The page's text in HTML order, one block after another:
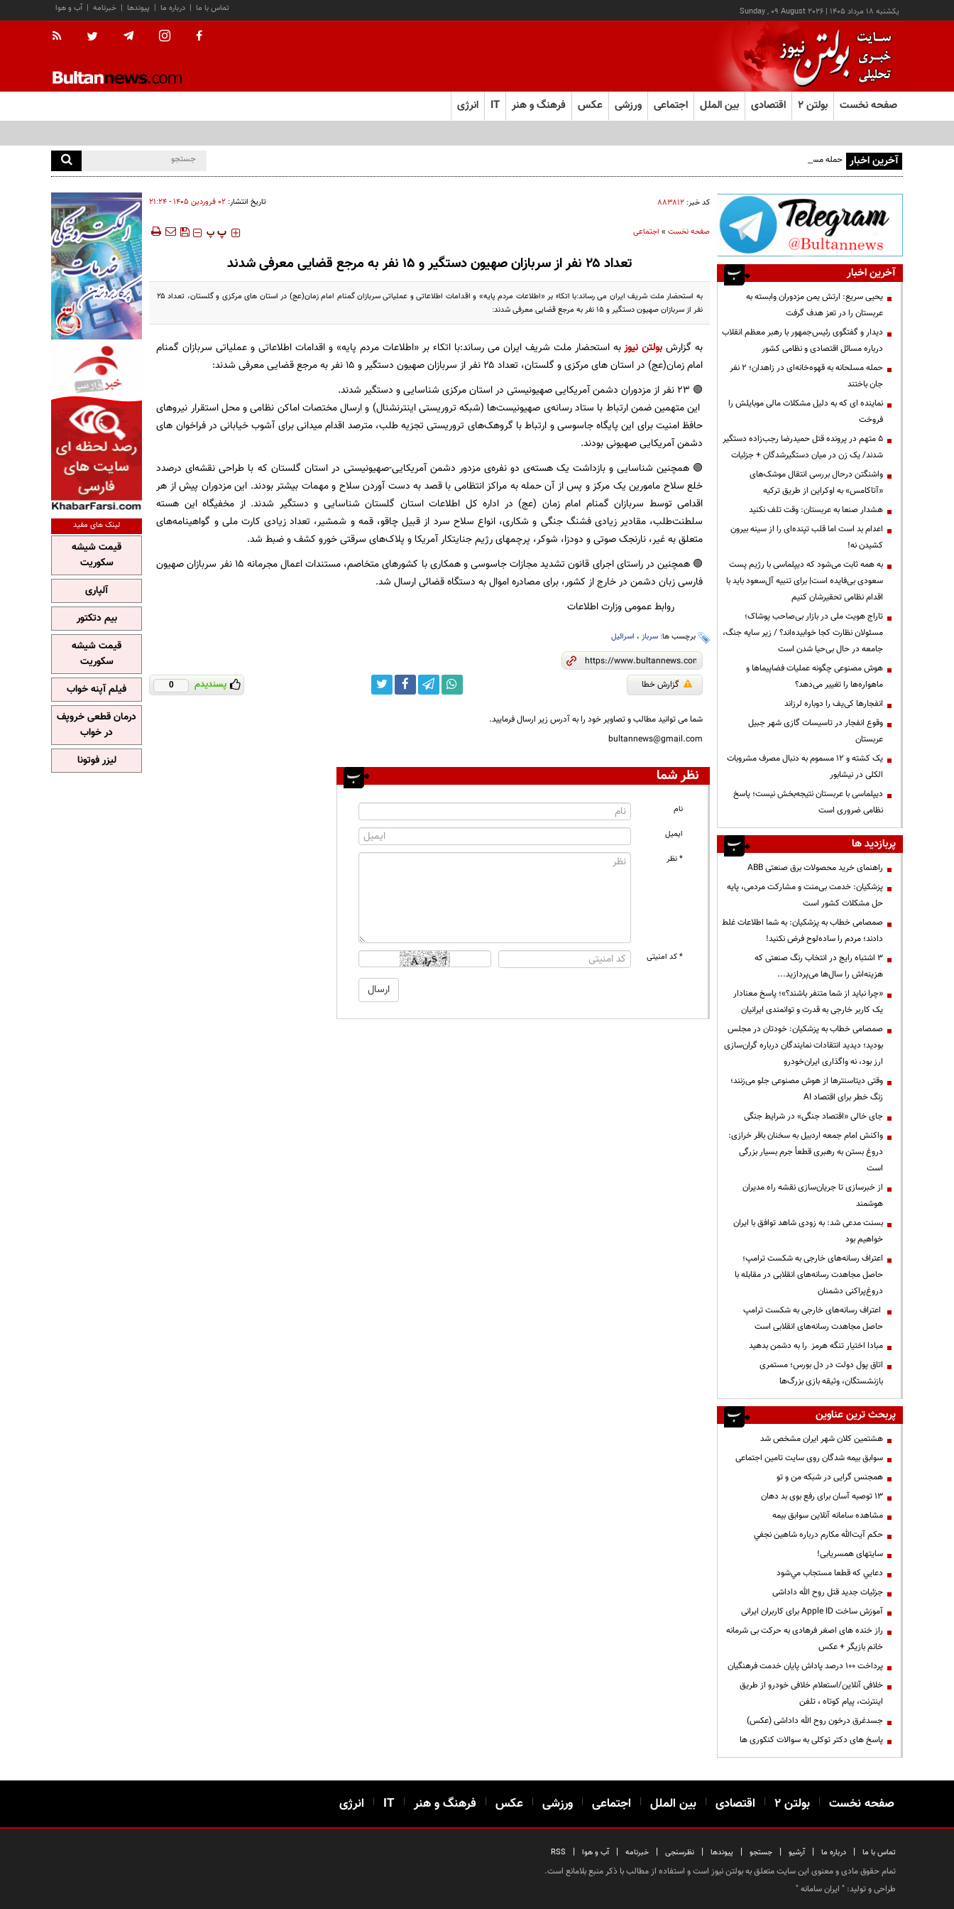
يکشنبه ۱۸ مرداد ۱۴۰۵ |
Sunday , 09 August 2026 آب و هوا | خبرنامه | پیوندها | درباره ما | تماس با ما
صفحه نخست بولتن ۲ اقتصادی بین الملل اجتماعی ورزشی عکس فرهنگ و هنر IT انرژی
آخرین اخبار حمله مسلحانه به قهوه‌خانه‌ای در زاهدان؛ ۲ نفر جان باختند
کد خبر: ۸۸۳۸۱۲ تاریخ انتشار: ۰۲ فروردين ۱۴۰۵ - ۲۱:۲۴
صفحه نخست» اجتماعی ‍‍‍ پ پ
تعداد ۲۵ نفر از سربازان صهیون دستگیر و ۱۵ نفر به مرجع قضایی معرفی شدند
به استحضار ملت شریف ایران می رساند:با اتکاء بر «اطلاعات مردم پایه» و اقدامات اطلاعاتی و عملیاتی سربازان گمنام امام زمان(عج) در استان های مرکزی و گلستان، تعداد ۲۵
نفر از سربازان صهیون دستگیر و ۱۵ نفر به مرجع قضایی معرفی شدند:
به گزارش بولتن نیوزبه استحضار ملت شریف ایران می رساند:با اتکاء بر «اطلاعات مردم پایه» و اقدامات اطلاعاتی و عملیاتی سربازان گمنام
امام زمان(عج) در استان های مرکزی و گلستان، تعداد ۲۵ نفر از سربازان صهیون دستگیر و ۱۵ نفر به مرجع قضایی معرفی شدند:
🟢 ۲۳ نفر از مزدوران دشمن آمریکایی صهیونیستی در استان مرکزی شناسایی و دستگیر شدند.
این متهمین ضمن ارتباط با ستاد رسانه‌ی صهیونیست‌ها (شبکه تروریستی اینترنشنال) و ارسال مختصات اماکن نظامی و محل استقرار نیروهای
حافظ امنیت برای این پایگاه جاسوسی و ارتباط با گروهک‌های تروریستی تجزیه طلب، مترصد اقدام میدانی برای آشوب خیابانی در فراخوان های
دشمن آمریکایی صهیونی بودند.
🟢 همچنین شناسایی و بازداشت یک هسته‌ی دو نفره‌ی مزدور دشمن آمریکایی-صهیونیستی در استان گلستان که با طراحی نقشه‌ای درصدد
خلع سلاح مامورین یک مرکز و پس از آن حمله به مراکز انتظامی با قصد به دست آوردن سلاح و مهمات بیشتر بودند. این مزدوران پیش از هر
اقدامی توسط سربازان گمنام امام زمان (عج) در اداره کل اطلاعات استان گلستان شناسایی و دستگیر شدند. از مخفیگاه این هسته
سلطنت‌طلب، مقادیر زیادی فشنگ جنگی و شکاری، انواع سلاح سرد از قبیل چاقو، قمه و شمشیر، تعداد زیادی کارت ملی و گواهینامه‌های
متعلق به غیر، نارنجک صوتی و دودزا، شوکر، پرچمهای رژیم جنایتکار آمریکا و پلاک‌های سرقتی خورو کشف و ضبط شد.
🟢 همچنین در راستای اجرای قانون تشدید مجازات جاسوسی و همکاری با کشورهای متخاصم، مستندات اعمال مجرمانه ۱۵ نفر سربازان صهیون
فارسی زبان دشمن در خارج از کشور، برای مصادره اموال به دستگاه قضائی ارسال شد.
روابط عمومی وزارت اطلاعات
برچسب ها: سرباز، اسرائیل
گزارش خطا پسندیدم 0
شما می توانید مطالب و تصاویر خود را به آدرس زیر ارسال فرمایید.
bultannews@gmail.com
نظر شما
نام
ایمیل
* نظر
* کد امنیتی
آخرین اخبار
یحیی سریع: ارتش یمن مزدوران وابسته به
عربستان را در تعز هدف گرفت
دیدار و گفتگوی رئیس‌جمهور با رهبر معظم انقلاب
درباره مسائل اقتصادی و نظامی کشور
حمله مسلحانه به قهوه‌خانه‌ای در زاهدان؛ ۲ نفر
جان باختند
نماینده ای که به دلیل مشکلات مالی موبایلش را
فروخت
۵ متهم در پرونده قتل حمیدرضا رجب‌زاده دستگیر
شدند/ یک زن در میان دستگیرشدگان + جزئیات
واشنگتن درحال بررسی انتقال موشک‌های
«آتاکامس» به اوکراین از طریق ترکیه
هشدار صنعا به عربستان: وقت تلف نکنید
اعدام بد است اما قلب تپنده‌ای را از سینه بیرون
کشیدن نه!
به همه ثابت می‌شود که دیپلماسی با رژیم پست
سعودی بی‌فایده است| برای تنبیه آل‌سعود باید با
اقدام نظامی تحقیرشان کنیم
تاراج هویت ملی در بازار بی‌صاحب پوشاک؛
مسئولان نظارت کجا خوابیده‌اند؟ / زیر سایه جنگ،
جامعه در حال بی‌حیا شدن است
هوش مصنوعی چگونه عملیات فضاپیماها و
ماهواره‌ها را تغییر می‌دهد؟
انفجارها کی‌یف را دوباره لرزاند
وقوع انفجار در تاسیسات گازی شهر جبیل
عربستان
یک کشته و ۱۲ مسموم به دنبال مصرف مشروبات
الکلی در نیشابور
دیپلماسی با عربستان نتیجه‌بخش نیست؛ پاسخ
نظامی ضروری است
پربازدید ها
راهنمای خرید محصولات برق صنعتی ABB
پزشکیان: خدمت بی‌منت و مشارکت مردمی، پایه
حل مشکلات کشور است
صمصامی خطاب به پزشکیان: به شما اطلاعات غلط
دادند؛ مردم را ساده‌لوح فرض نکنید!
3 اشتباه رایج در انتخاب رنگ صنعتی که
هزینه‌اش را سال‌ها می‌پردازید...
«چرا نباید از شما متنفر باشند؟»؛ پاسخ معنادار
یک کاربر خارجی به قدرت و توانمندی ایرانیان
صمصامی خطاب به پزشکیان: خودتان در مجلس
بودید؛ دیدید انتقادات نمایندگان درباره گران‌سازی
ارز بود، نه واگذاری ایران‌خودرو
وقتی دیتاسنترها از هوش مصنوعی جلو می‌زنند؛
زنگ خطر برای اقتصاد AI
جای خالی «اقتصاد جنگی» در شرایط جنگی
واکنش امام جمعه اردبیل به سخنان باقر خرازی:
دروغ بستن به رهبری قطعاً جرم بسیار بزرگی
است
از خبرسازی تا جریان‌سازی نقشه راه مدیران
هوشمند
بسنت مدعی شد: به زودی شاهد توافق با ایران
خواهیم بود
اعتراف رسانه‌های خارجی به شکست ترامپ؛
حاصل مجاهدت رسانه‌های انقلابی در مقابله با
دروغ‌پراکنی دشمنان
اعتراف رسانه‌های خارجی به شکست ترامپ
حاصل مجاهدت رسانه‌های انقلابی است
مبادا اختیار تنگه هرمز را به دشمن بدهید
اتاق پول دولت در دل بورس؛ مستمری
بازنشستگان، وثیقه بازی بزرگ‌ها
پربحث ترین عناوین
هشتمین کلان شهر ایران مشخص شد
سوابق بیمه شدگان روی سایت تامین اجتماعی
همجنس گرایی در شبکه من و تو
13 توصیه آسان برای رفع بوی بد دهان
مشاهده سامانه آنلاين سوابق بیمه
حكم آيت‌الله مكارم درباره شاهين نجفي
سایتهای همسریابی!
دعايي كه قطعا مستجاب مي‌شود
جزئیات جدید قتل روح الله داداشی
آموزش ساخت Apple ID برای کاربران ایرانی
راز خنده های اصغر فرهادی به حرکت بی شرمانه
خانم بازیگر + عکس
پرداخت ۱۰۰ درصد پاداش پایان خدمت فرهنگیان
خلافی آنلاین/استعلام خلافی خودرو از طریق
اینترنت، پیام کوتاه ، تلفن
جسدغرق درخون روح الله داداشی (عکس)
پاسخ های دکتر توکلی به سوالات کنکوری ها
لینک های مفید
قیمت شیشه
سکوریت
آلپاری
بیم دتکتور
قیمت شیشه
سکوریت
فیلم آپنه خواب
درمان قطعی خروپف
در خواب
لیزر فوتونا
صفحه نخست | بولتن ۲ | اقتصادی | بین الملل | اجتماعی | ورزشی | عکس | فرهنگ و هنر |
IT
| انرژی
تماس با ما | درباره ما | آرشیو | جستجو | پیوندها | نظرسنجی | خبرنامه | آب و هوا |
RSS
تمام حقوق مادی و معنوی این سایت متعلق به بولتن نیوز است و استفاده از مطالب با ذکر منبع بلامانع است.
طراحی و تولید: " ایران سامانه"